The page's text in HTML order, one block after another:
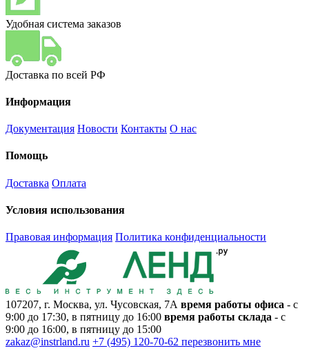
Удобная система заказов
Доставка по всей РФ
Информация
Документация Новости Контакты О нас
Помощь
Доставка Оплата
Условия использования
Правовая информация Политика конфиденциальности
107207, г. Москва, ул. Чусовская, 7А время работы офиса - с
9:00 до 17:30, в пятницу до 16:00 время работы склада - с
9:00 до 16:00, в пятницу до 15:00
zakaz@instrland.ru +7 (495) 120-70-62 перезвонить мне